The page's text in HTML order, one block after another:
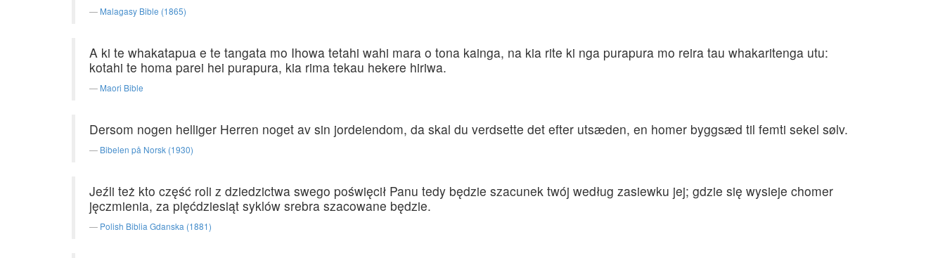
Malagasy Bible (1865)
A ki te whakatapua e te tangata mo Ihowa tetahi wahi mara o tona kainga, na kia rite ki nga purapura mo reira tau whakaritenga utu:
kotahi te homa parei hei purapura, kia rima tekau hekere hiriwa.
Maori Bible
Dersom nogen helliger Herren noget av sin jordeiendom, da skal du verdsette det efter utsæden, en homer byggsæd til femti sekel sølv.
Bibelen på Norsk (1930)
Jeźli też kto część roli z dziedzictwa swego poświęcił Panu tedy będzie szacunek twój według zasiewku jej; gdzie się wysieje chomer
jęczmienia, za pięćdziesiąt syklów srebra szacowane będzie.
Polish Biblia Gdanska (1881)